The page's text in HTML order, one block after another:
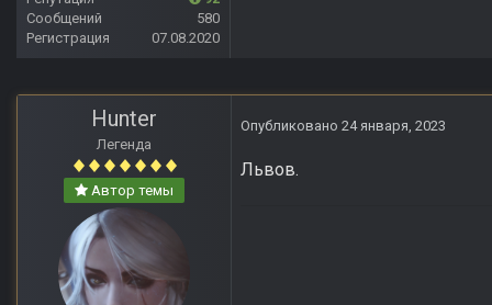
Сообщений
580
Регистрация
07.08.2020
Hunter
Легенда
Автор темы
Опубликовано 24 января, 2023
Львов.